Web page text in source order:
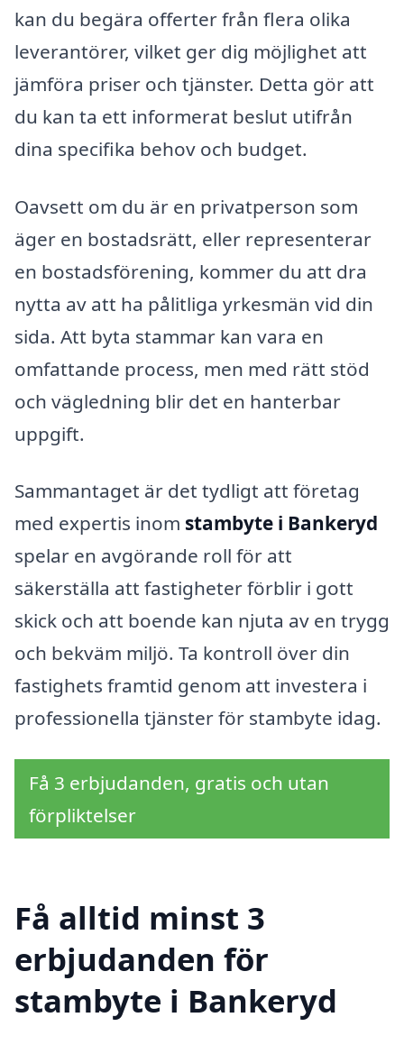
kan du begära offerter från flera olika
leverantörer, vilket ger dig möjlighet att
jämföra priser och tjänster. Detta gör att
du kan ta ett informerat beslut utifrån
dina specifika behov och budget.
Oavsett om du är en privatperson som
äger en bostadsrätt, eller representerar
en bostadsförening, kommer du att dra
nytta av att ha pålitliga yrkesmän vid din
sida. Att byta stammar kan vara en
omfattande process, men med rätt stöd
och vägledning blir det en hanterbar
uppgift.
Sammantaget är det tydligt att företag
med expertis inom stambyte i Bankeryd
spelar en avgörande roll för att
säkerställa att fastigheter förblir i gott
skick och att boende kan njuta av en trygg
och bekväm miljö. Ta kontroll över din
fastighets framtid genom att investera i
professionella tjänster för stambyte idag.
Få 3 erbjudanden, gratis och utan
förpliktelser
Få alltid minst 3
erbjudanden för
stambyte i Bankeryd